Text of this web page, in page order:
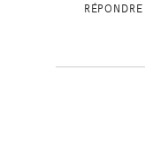
RÉPONDRE